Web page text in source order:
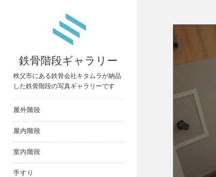
鉄骨階段ギャラリー
秩父市にある鉄骨会社キタムラが納品
した鉄骨階段の写真ギャラリーです
屋外階段
屋内階段
室内階段
手すり